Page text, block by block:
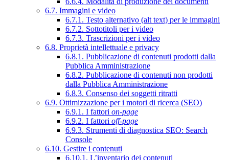
6.7. Immagini e video
6.7.1. Testo alternativo (alt text) per le immagini
6.7.2. Sottotitoli per i video
6.7.3. Trascrizioni per i video
6.8. Proprietà intellettuale e privacy
6.8.1. Pubblicazione di contenuti prodotti dalla
Pubblica Amministrazione
6.8.2. Pubblicazione di contenuti non prodotti
dalla Pubblica Amministrazione
6.8.3. Consenso dei soggetti ritratti
6.9. Ottimizzazione per i motori di ricerca (SEO)
6.9.1. I fattori on-page
6.9.2. I fattori off-page
6.9.3. Strumenti di diagnostica SEO: Search
Console
6.10. Gestire i contenuti
6.10.1. L’inventario dei contenuti